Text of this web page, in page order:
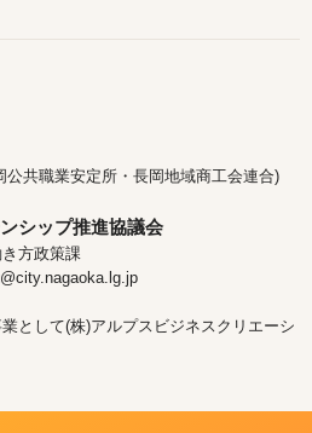
共職業安定所・長岡地域商工会連合)
シップ推進協議会
方政策課
として(株)アルプスビジネスクリエーシ